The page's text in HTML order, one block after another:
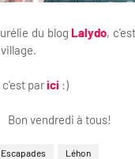
du blog Lalydo,
parici :)
Bon vendredi à tous!
Escapades Léhon